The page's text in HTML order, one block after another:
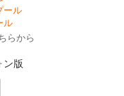
ール
ル
らから
ン版